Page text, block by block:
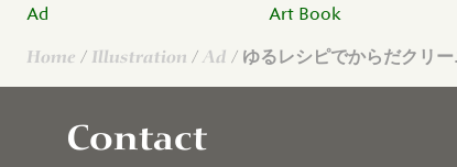
Ad Art Book
Home / Illustration / Ad / ゆるレシピでからだクリ
Contact